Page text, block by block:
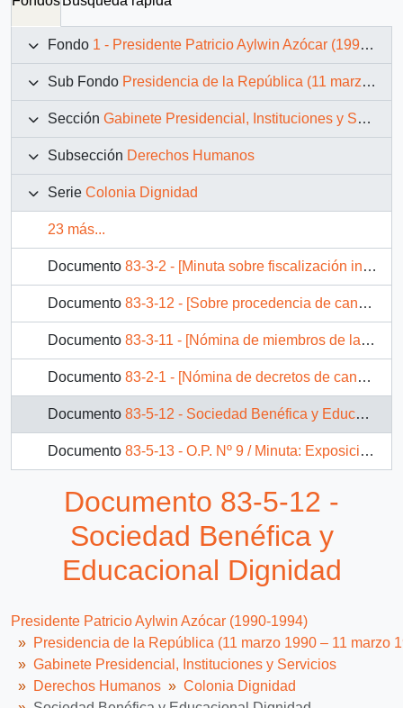
Fondo 1 - Presidente Patricio Aylwin Azócar (1990-1994)
Sub Fondo Presidencia de la República (11 marzo 1990 – 11 marzo 1994)
Sección Gabinete Presidencial, Instituciones y Servicios
Subsección Derechos Humanos
Serie Colonia Dignidad
23 más...
Documento 83-3-2 - [Minuta sobre fiscalización integral a Sociedad Benefactora y Educacional Dignidad]
Documento 83-3-12 - [Sobre procedencia de cancelar la personalidad jurídica de la entidad que indica]
Documento 83-3-11 - [Nómina de miembros de la Soc. Benefactora y Educacional Dignidad]
Documento 83-2-1 - [Nómina de decretos de cancelación de personalidades jurídicas archivadas en el Archivo Nacional años 1984 hacia atrás]
Documento 83-5-12 - Sociedad Benéfica y Educacional Dignidad
Documento 83-5-13 - O.P. Nº 9 / Minuta: Exposición sobre las causales de cancelación de la personalidad a la Colonia Dignidad, y otras medidas
Documento 83-5-12 -
Sociedad Benéfica y
Educacional Dignidad
Presidente Patricio Aylwin Azócar (1990-1994)
Presidencia de la República (11 marzo 1990 – 11 marzo
Gabinete Presidencial, Instituciones y Servicios
Derechos Humanos
Colonia Dignidad